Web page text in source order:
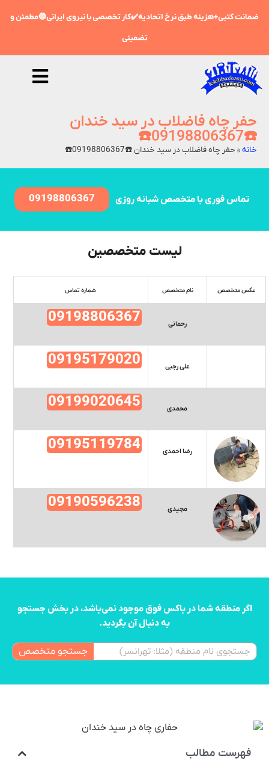
ضمانت کتبی+هزینه طبق نرخ اتحادیه✔️کار تخصصی با نیروی ایرانی🔵مطمئن و
تضمینی
حفر چاه فاضلاب در سید خندان
☎️09198806367☎️
خانه » حفر چاه فاضلاب در سید خندان ☎️09198806367☎️
تماس فوری با متخصص شبانه روزی 09198806367
لیست متخصصین
عکس متخصص نام متخصص شماره تماس
رحمانی 09198806367
علی رجبی 09195179020
محمدی 09199020645
رضا احمدی 09195119784
مجیدی 09190596238
اگر منطقه شما در باکس فوق موجود نمی‌باشد، در بخش جستجو
به دنبال آن بگردید.
جستجو متخصص
فهرست مطالب